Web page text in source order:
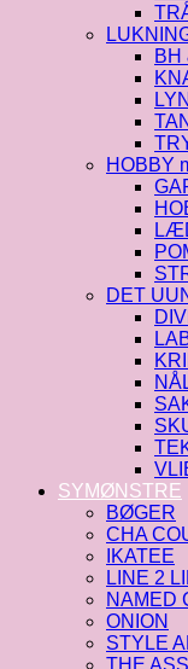
BH
HOBBY
DET
SYMØNSTRE
BØGER
CHA
IKATEE
LINE 2
NAMED
ONION
STYLE
THE